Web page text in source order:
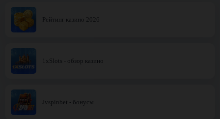
Рейтинг казино 2026
1xSlots - обзор казино
Jvspinbet - бонусы